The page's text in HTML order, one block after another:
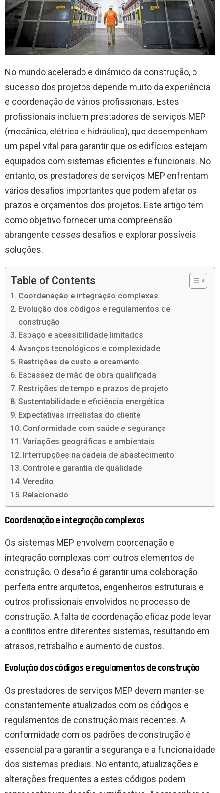
No mundo acelerado e dinâmico da construção, o
sucesso dos projetos depende muito da experiência
e coordenação de vários profissionais. Estes
profissionais incluem prestadores de serviços MEP
(mecânica, elétrica e hidráulica), que desempenham
um papel vital para garantir que os edifícios estejam
equipados com sistemas eficientes e funcionais. No
entanto, os prestadores de serviços MEP enfrentam
vários desafios importantes que podem afetar os
prazos e orçamentos dos projetos. Este artigo tem
como objetivo fornecer uma compreensão
abrangente desses desafios e explorar possíveis
soluções.
Table of Contents
Coordenação e integração complexas
Evolução dos códigos e regulamentos de
construção
Espaço e acessibilidade limitados
Avanços tecnológicos e complexidade
Restrições de custo e orçamento
Escassez de mão de obra qualificada
Restrições de tempo e prazos de projeto
Sustentabilidade e eficiência energética
Expectativas irrealistas do cliente
Conformidade com saúde e segurança
Variações geográficas e ambientais
Interrupções na cadeia de abastecimento
Controle e garantia de qualidade
Veredito
Relacionado
Coordenação e integração complexas
Os sistemas MEP envolvem coordenação e
integração complexas com outros elementos de
construção. O desafio é garantir uma colaboração
perfeita entre arquitetos, engenheiros estruturais e
outros profissionais envolvidos no processo de
construção. A falta de coordenação eficaz pode levar
a conflitos entre diferentes sistemas, resultando em
atrasos, retrabalho e aumento de custos.
Evolução dos códigos e regulamentos de construção
Os prestadores de serviços MEP devem manter-se
constantemente atualizados com os códigos e
regulamentos de construção mais recentes. A
conformidade com os padrões de construção é
essencial para garantir a segurança e a funcionalidade
dos sistemas prediais. No entanto, atualizações e
alterações frequentes a estes códigos podem